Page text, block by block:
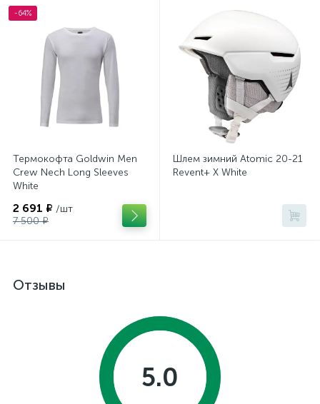
-64%
Термокофта Goldwin Men
Crew Nech Long Sleeves
White
2 691 ₽ /шт
7 500 ₽
Шлем зимний Atomic 20-21
Revent+ X White
Отзывы
5.0